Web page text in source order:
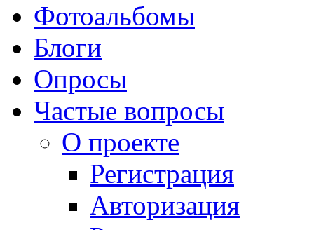
Фотоальбомы
Блоги
Опросы
Частые вопросы
О проекте
Регистрация
Авторизация